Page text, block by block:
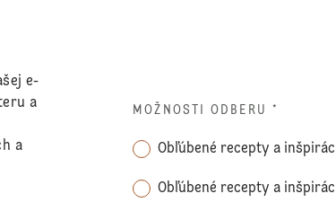
e-
a
a
MOŽNOSTI ODBERU *
Obľúbené recepty a
Obľúbené recepty a